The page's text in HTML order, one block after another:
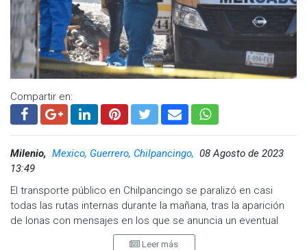
Por su parte, la Presidenta Municipal, Montserrat Caballero
Ramírez declaró que es una ruta emblemática en Tijuana y
celebra junto a la mandataria la nueva ruta que mejorará la
calidad de vida y movilidad de los habitantes.
¨Definitivamente dejas la vara muy alta gobernadora, te
no digo caballeros porque varios de ellos no lo son, no se
atrevieron por ver por todos los grupos y en este gobierno
que no divide se ven los resultados¨ , expresó Caballero.
Compartir en:
Milenio, Mexico, Guerrero, Chilpancingo, 08 Agosto de 2023
13:49
El transporte público en Chilpancingo se paralizó en casi
todas las rutas internas durante la mañana, tras la aparición
de lonas con mensajes en los que se anuncia un eventual
incremento de la violencia.
Leer más